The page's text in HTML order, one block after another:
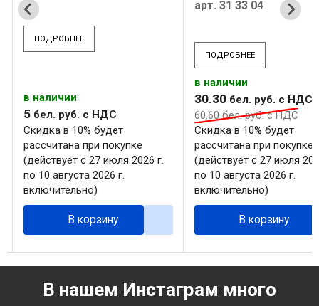
ПОДРОБНЕЕ
в наличии
5 бел. руб. с НДС
Скидка в 10% будет
рассчитана при покупке
(действует с 27 июля 2026 г.
по 10 августа 2026 г.
включительно)
В корзину
арт. 31 33 04
ПОДРОБНЕЕ
в наличии
30.30 бел. руб. с НДС
60.60бел. руб. с НДС
Скидка в 10% будет
рассчитана при покупке
(действует с 27 июля
по 10 августа 2026 г.
включительно)
В корзину
В нашем Инстаграм много